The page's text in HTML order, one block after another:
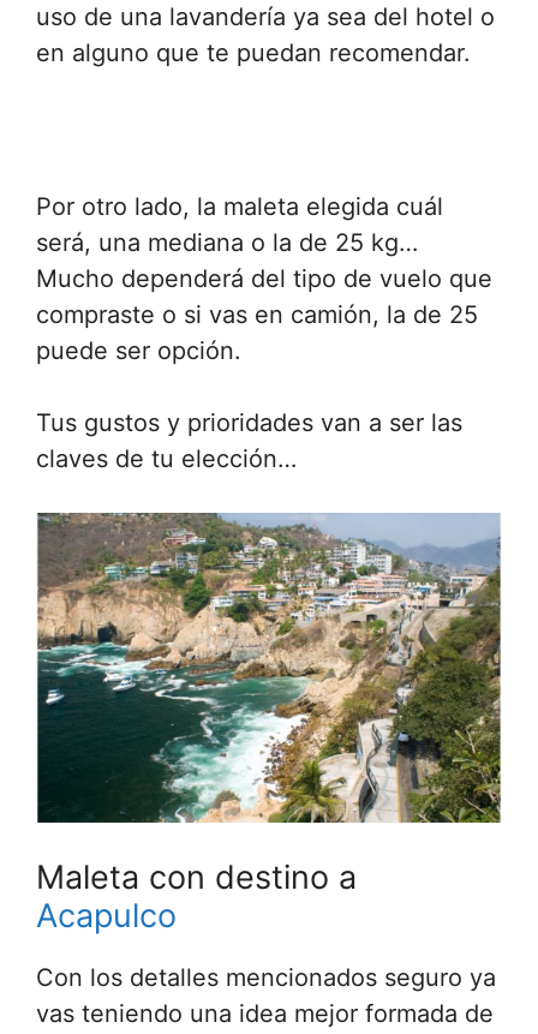
uso de una lavandería ya sea del hotel o
en alguno que te puedan recomendar.
Por otro lado, la maleta elegida cuál
será, una mediana o la de 25 kg…
Mucho dependerá del tipo de vuelo que
compraste o si vas en camión, la de 25
puede ser opción.
Tus gustos y prioridades van a ser las
claves de tu elección…
Maleta con destino a
Acapulco
Con los detalles mencionados seguro ya
vas teniendo una idea mejor formada de